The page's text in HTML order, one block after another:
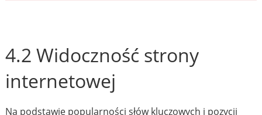
4.2 Widoczność strony
internetowej
Na podstawie popularności słów kluczowych i pozycji